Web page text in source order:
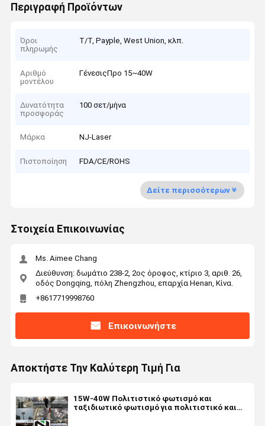
Περιγραφή Προϊόντων
Όροι
πληρωμής
T/T, Payple, West Union, κλπ.
Αριθμό
μοντέλου
ΓένεσιςΠρο 15~40W
Δυνατότητα
προσφοράς
100 σετ/μήνα
Μάρκα NJ-Laser
Πιστοποίηση FDA/CE/ROHS
Δείτε περισσότερων
Στοιχεία Επικοινωνίας
Ms. Aimee Chang
Διεύθυνση: δωμάτιο 238-2, 2ος όροφος, κτίριο 3, αριθ. 26,
οδός Dongqing, πόλη Zhengzhou, επαρχία Henan, Κίνα.
+8617719998760
Επικοινωνήστε
Αποκτήστε Την Καλύτερη Τιμή Για
15W-40W Πολιτιστικό φωτισμό και
ταξιδιωτικό φωτισμό για πολιτιστικό και